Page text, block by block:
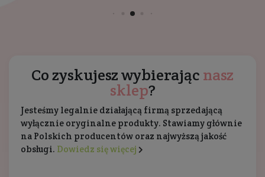
Co zyskujesz wybierając nasz
sklep?
Jesteśmy legalnie działającą firmą sprzedającą
wyłącznie oryginalne produkty. Stawiamy głównie
na Polskich producentów oraz najwyższą jakość
obsługi. Dowiedz się więcej